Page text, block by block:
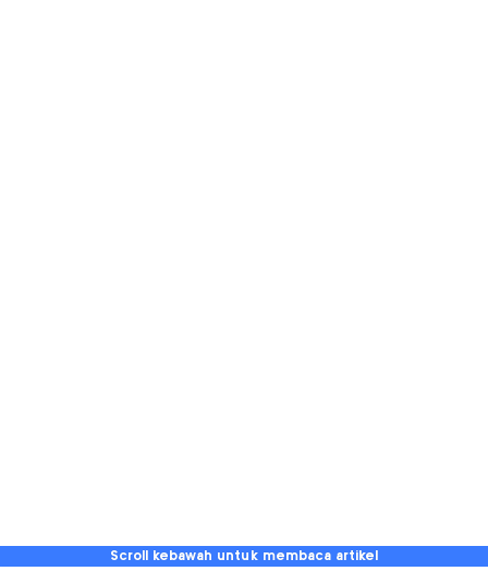
Scroll kebawah untuk membaca artikel